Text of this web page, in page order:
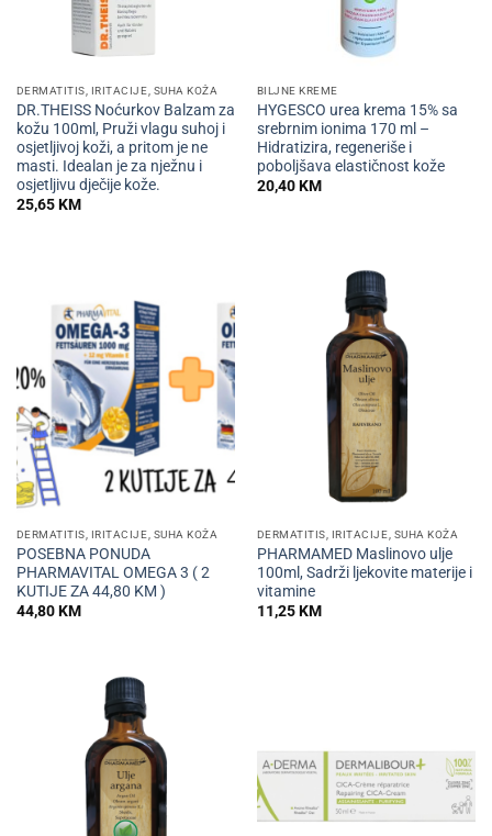
DERMATITIS, IRITACIJE, SUHA KOŽA
DR.THEISS Noćurkov Balzam za
kožu 100ml, Pruži vlagu suhoj i
osjetljivoj koži, a pritom je ne
masti. Idealan je za nježnu i
osjetljivu dječije kože.
25,65KM
BILJNE KREME
HYGESCO urea krema 15% sa
srebrnim ionima 170 ml –
Hidratizira, regeneriše i
poboljšava elastičnost kože
20,40KM
DERMATITIS, IRITACIJE, SUHA KOŽA
POSEBNA PONUDA
PHARMAVITAL OMEGA 3 ( 2
KUTIJE ZA 44,80 KM )
44,80KM
DERMATITIS, IRITACIJE, SUHA KOŽA
PHARMAMED Maslinovo ulje
100ml, Sadrži ljekovite materije i
vitamine
11,25KM